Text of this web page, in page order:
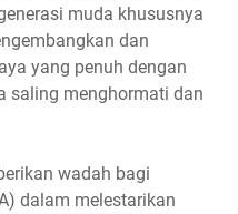
muda khususnya
dan
yang penuh dengan
saling menghormati dan
wadah bagi
dalam melestarikan